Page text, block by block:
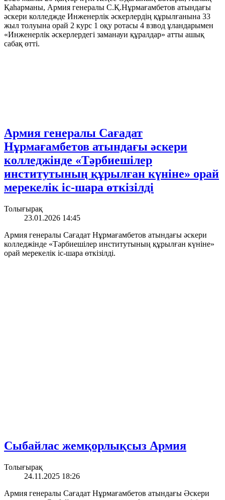
Қаһарманы, Армия генералы С.Қ.Нұрмағамбетов атындағы
әскери колледжде Инженерлік әскерлердің құрылғанына 33
жыл толуына орай 2 курс 1 оқу ротасы 4 взвод ұландарымен
«Инженерлік әскерлердегі заманауи құралдар» атты ашық
сабақ өтті.
Армия генералы Сағадат
Нұрмағамбетов атындағы әскери
колледжінде «Тәрбиешілер
институтының құрылған күніне» орай
мерекелік іс-шара өткізілді
Толығырақ
23.01.2026 14:45
Армия генералы Сағадат Нұрмағамбетов атындағы әскери
колледжінде «Тәрбиешілер институтының құрылған күніне»
орай мерекелік іс-шара өткізілді.
Сыбайлас жемқорлықсыз Армия
Толығырақ
24.11.2025 18:26
Армия генералы Сағадат Нұрмағамбетов атындағы Әскери